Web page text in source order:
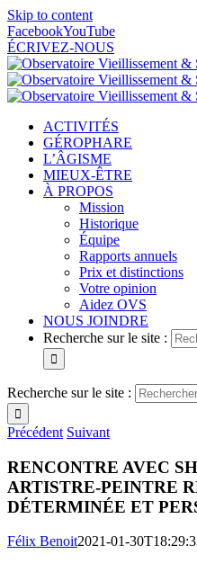
Skip to content
FacebookYouTube
ÉCRIVEZ-NOUS
ACTIVITÉS
GÉROPHARE
L’ÂGISME
MIEUX-ÊTRE
À PROPOS
Mission
Historique
Équipe
Rapports annuels
Prix et distinctions
Votre opinion
Aidez OVS
NOUS JOINDRE
Recherche sur le site :
Recherche sur le site :
Précédent Suivant
RENCONTRE AVEC
ARTISTRE-PEINTRE
DÉTERMINÉE ET
Félix Benoit2021-01-